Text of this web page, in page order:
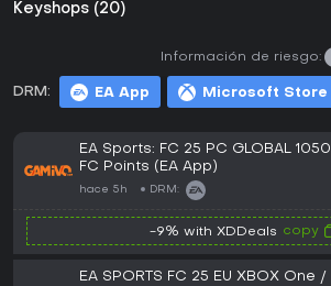
Keyshops (20)
DRM: EA App Microsoft Store
Información de riesgo:
EA Sports: FC 25 PC GLOBAL 1050
FC Points (EA App)
hace 5h DRM:
-9% with XDDeals copy
EA SPORTS FC 25 EU XBOX One /